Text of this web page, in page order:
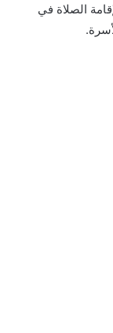
الصلاة في